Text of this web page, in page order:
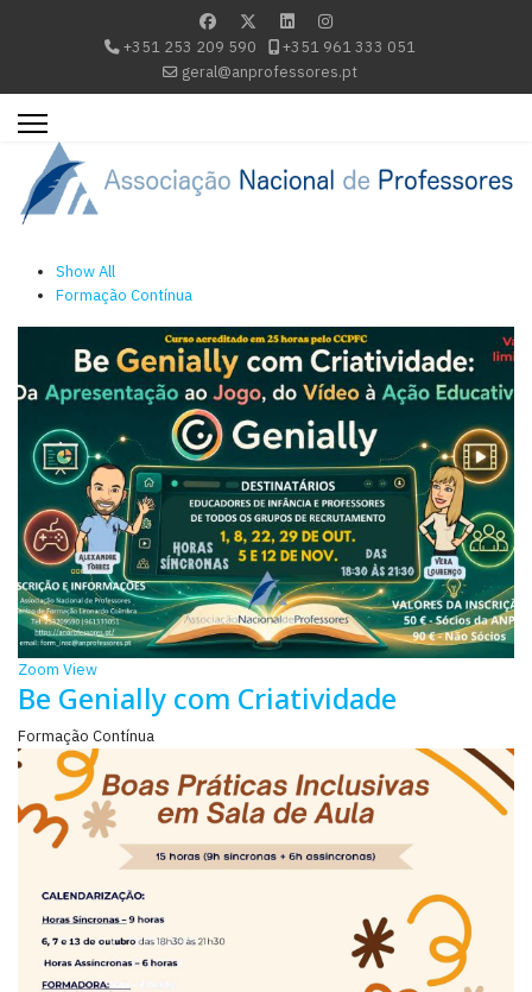
+351 253 209 590
+351 961 333 051
geral@anprofessores.pt
Show All
Formação Contínua
Zoom View
Be Genially com Criatividade
Formação Contínua